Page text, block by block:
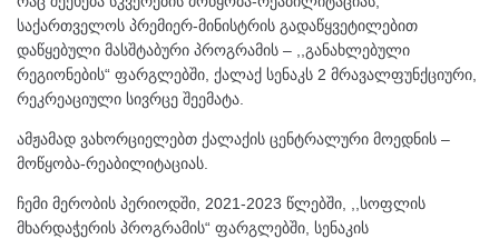
საქართველოს პრემიერ-მინისტრის გადაწყვეტილებით
დაწყებული მასშტაბური პროგრამის – ,,განახლებული
რეგიონების“ ფარგლებში, ქალაქ სენაკს 2 მრავალფუნქციური,
რეკრეაციული სივრცე შეემატა.
ამჟამად ვახორციელებთ ქალაქის ცენტრალური მოედნის –
მოწყობა-რეაბილიტაციას.
ჩემი მერობის პერიოდში, 2021-2023 წლებში, ,,სოფლის
მხარდაჭერის პროგრამის“ ფარგლებში, სენაკის